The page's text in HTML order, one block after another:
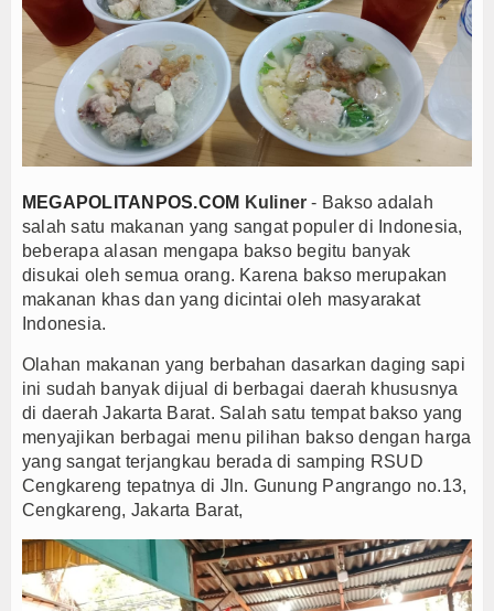
Febrianto Tantang Pemuda Majalengka : Mandiri dan Berani Kritik
PDIP Warnai Paripurna APBD Majalengka, Bupati Beri Penjelasan
Majalengka Beberkan Hasil Paripurna APBD 2026, Dana Tetap Aman
Majalengka 2026 Naik Jadi Rp 3,14 Triliun, Ini Rincian Anggarannya
Gagal Juara, Ateng Sutisna Ajak Bobotoh Tetap Solid dan
Sutisna Satukan Ribuan Bobotoh, Nobar Final Persib di Majalengka
Barito Utara Kaji Tiru Tata Kelola Pemerintahan ke Kulon Progo
Barito Utara Hadiri Rakor Pemerintahan Desa/Kelurahan se-Kalteng
Tiru ke Bantul, Pemkab Barito Utara Dalami Inovasi Tata Kelola dan
PDIP Warnai Paripurna APBD Majalengka, Bupati Beri Penjelasan
Majalengka Beberkan Hasil Paripurna APBD 2026, Dana Tetap Aman
Majalengka 2026 Naik Jadi Rp 3,14 Triliun, Ini Rincian Anggarannya
Gagal Juara, Ateng Sutisna Ajak Bobotoh Tetap Solid dan
Majalengka Ajak Ribuan Bobotoh Doakan Persib Juara Piala
Sutisna Satukan Ribuan Bobotoh, Nobar Final Persib di Majalengka
Barito Utara Kaji Tiru Tata Kelola Pemerintahan ke Kulon Progo
Barito Utara Hadiri Rakor Pemerintahan Desa/Kelurahan se-Kalteng
MEGAPOLITANPOS.COM Kuliner - Bakso adalah
salah satu makanan yang sangat populer di Indonesia,
beberapa alasan mengapa bakso begitu banyak
disukai oleh semua orang. Karena bakso merupakan
makanan khas dan yang dicintai oleh masyarakat
Indonesia.
Olahan makanan yang berbahan dasarkan daging sapi
ini sudah banyak dijual di berbagai daerah khususnya
di daerah Jakarta Barat. Salah satu tempat bakso yang
menyajikan berbagai menu pilihan bakso dengan harga
yang sangat terjangkau berada di samping RSUD
Cengkareng tepatnya di Jln. Gunung Pangrango no.13,
Cengkareng, Jakarta Barat,